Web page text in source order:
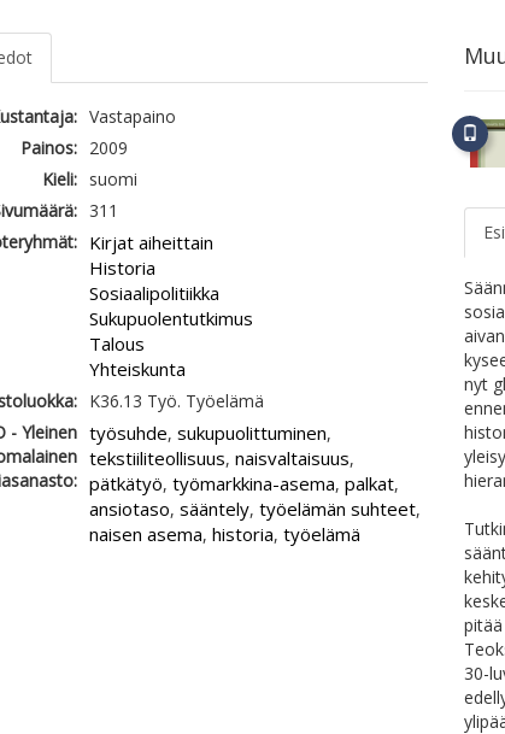
Vastapaino
Painos:
2009
Kieli:
suomi
311
Kirjat aiheittain
Historia
Sosiaalipolitiikka
Sukupuolentutkimus
Talous
Yhteiskunta
K36.13 Työ. Työelämä
- Yleinen työsuhde, sukupuolittuminen,
tekstiiliteollisuus, naisvaltaisuus,
pätkätyö, työmarkkina-asema, palkat,
ansiotaso, sääntely, työelämän suhteet,
naisen asema, historia, työelämä
nyt
30-